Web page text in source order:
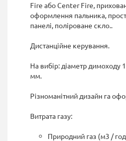
Fire або Center Fire,
оформлення пальника,
панелі, поліроване скло..
Дистанційне керування.
На вибір: діаметр димоходу
мм.
Різноманітний дизайн га
Витрата газу:
Природний газ (м3 /